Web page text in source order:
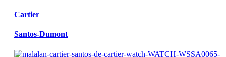
Cartier
Santos-Dumont